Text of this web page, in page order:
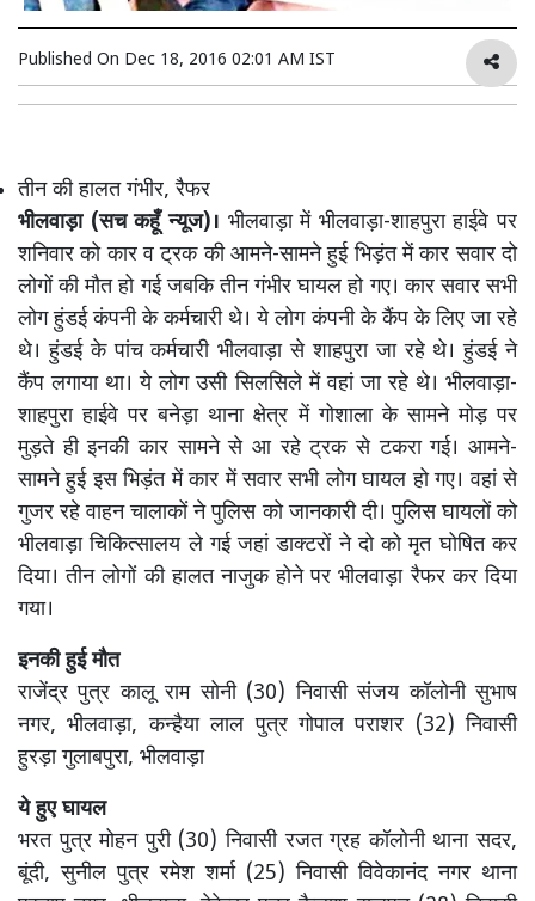
Published On Dec 18, 2016 02:01 AM IST
तीन की हालत गंभीर, रैफर
भीलवाड़ा (सच कहूँ न्यूज)। भीलवाड़ा में भीलवाड़ा-शाहपुरा हाईवे पर
शनिवार को कार व ट्रक की आमने-सामने हुई भिड़ंत में कार सवार दो
लोगों की मौत हो गई जबकि तीन गंभीर घायल हो गए। कार सवार सभी
लोग हुंडई कंपनी के कर्मचारी थे। ये लोग कंपनी के कैंप के लिए जा रहे
थे। हुंडई के पांच कर्मचारी भीलवाड़ा से शाहपुरा जा रहे थे। हुंडई ने
कैंप लगाया था। ये लोग उसी सिलसिले में वहां जा रहे थे। भीलवाड़ा-
शाहपुरा हाईवे पर बनेड़ा थाना क्षेत्र में गोशाला के सामने मोड़ पर
मुड़ते ही इनकी कार सामने से आ रहे ट्रक से टकरा गई। आमने-
सामने हुई इस भिड़ंत में कार में सवार सभी लोग घायल हो गए। वहां से
गुजर रहे वाहन चालाकों ने पुलिस को जानकारी दी। पुलिस घायलों को
भीलवाड़ा चिकित्सालय ले गई जहां डाक्टरों ने दो को मृत घोषित कर
दिया। तीन लोगों की हालत नाजुक होने पर भीलवाड़ा रैफर कर दिया
गया।
इनकी हुई मौत
राजेंद्र पुत्र कालू राम सोनी (30) निवासी संजय कॉलोनी सुभाष
नगर, भीलवाड़ा, कन्हैया लाल पुत्र गोपाल पराशर (32) निवासी
हुरड़ा गुलाबपुरा, भीलवाड़ा
ये हुए घायल
भरत पुत्र मोहन पुरी (30) निवासी रजत ग्रह कॉलोनी थाना सदर,
बूंदी, सुनील पुत्र रमेश शर्मा (25) निवासी विवेकानंद नगर थाना